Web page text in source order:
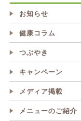
お知らせ
健康コラム
つぶやき
キャンペーン
メディア掲載
メニューのご紹介